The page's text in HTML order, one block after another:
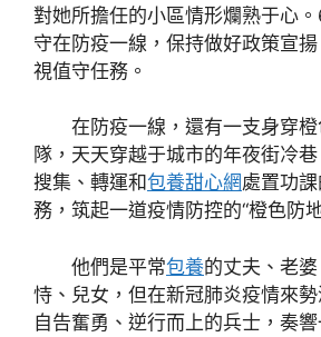
對她所擔任的小區情形爛熟于心
守在防疫一線，保持做好政策宣
視值守任務。
在防疫一線，還有一支身穿
隊，天天穿越于城市的年夜街冷
搜集、轉運和包養甜心網處置功
務，筑起一道疫情防控的“橙色防
他們是平常包養的丈夫、老婆
恃、兒女，但在新冠肺炎疫情來
自告奮勇、逆行而上的兵士，奏